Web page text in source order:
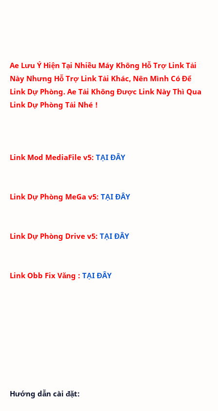
Ae Lưu Ý Hiện Tại Nhiều Máy Không Hỗ Trợ Link Tải
Này Nhưng Hỗ Trợ Link Tải Khác, Nên Mình Có Để
Link Dự Phòng. Ae Tải Không Được Link Này Thì Qua
Link Dự Phòng Tải Nhé !
Link Mod MediaFile v5: TẠI ĐÂY
Link Dự Phòng MeGa v5: TẠI ĐÂY
Link Dự Phòng Drive v5: TẠI ĐÂY
Link Obb Fix Văng : TẠI ĐÂY
Hướng dẫn cài đặt: